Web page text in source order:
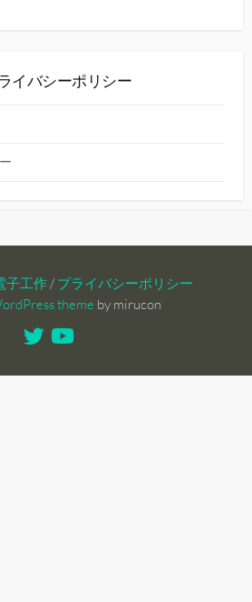
イバシーポリシー
子工作/ プライバシーポリシー
theme by mirucon
TwitterYoutube